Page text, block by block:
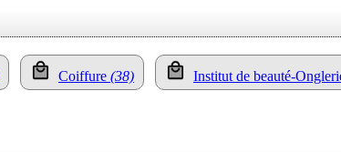
Coiffure (38) Institut de beauté-